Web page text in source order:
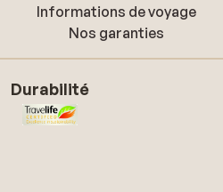
Informations de voyage
Nos garanties
Durabilité